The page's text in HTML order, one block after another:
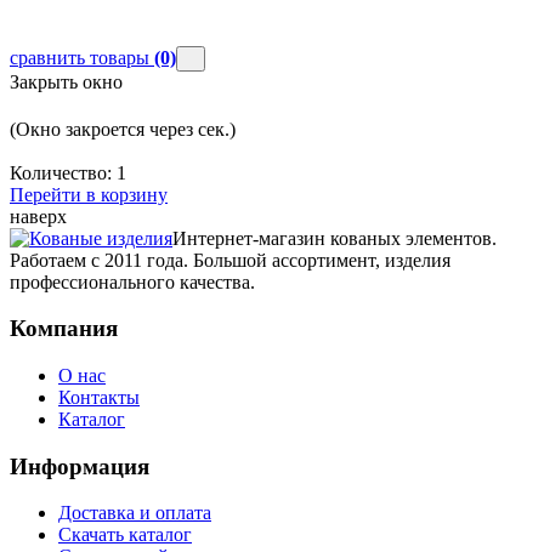
сравнить товары (0)
Закрыть окно
(Окно закроется через сек.)
Количество: 1
Перейти в корзину
наверх
Интернет-магазин кованых элементов.
Работаем с 2011 года. Большой ассортимент, изделия
профессионального качества.
Компания
О нас
Контакты
Каталог
Информация
Доставка и оплата
Скачать каталог